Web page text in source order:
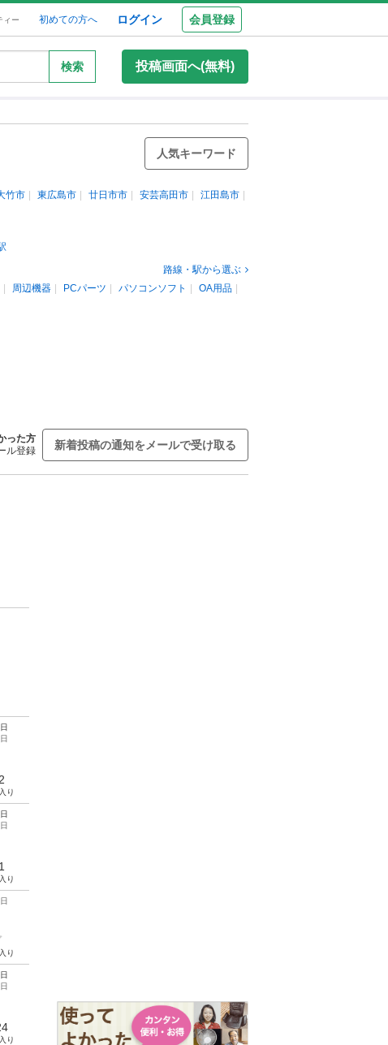
ィー 初めての方へ ログイン 会員登録
検索 投稿画面へ(無料)
人気キーワード
竹市 東広島市 廿日市市 安芸高田市
江田島市
路線・駅から選ぶ
周辺機器 PCパーツ パソコンソフト
OA用品
った方
ル登録
新着投稿の通知をメールで受け取る
2
り
1
り
り
り